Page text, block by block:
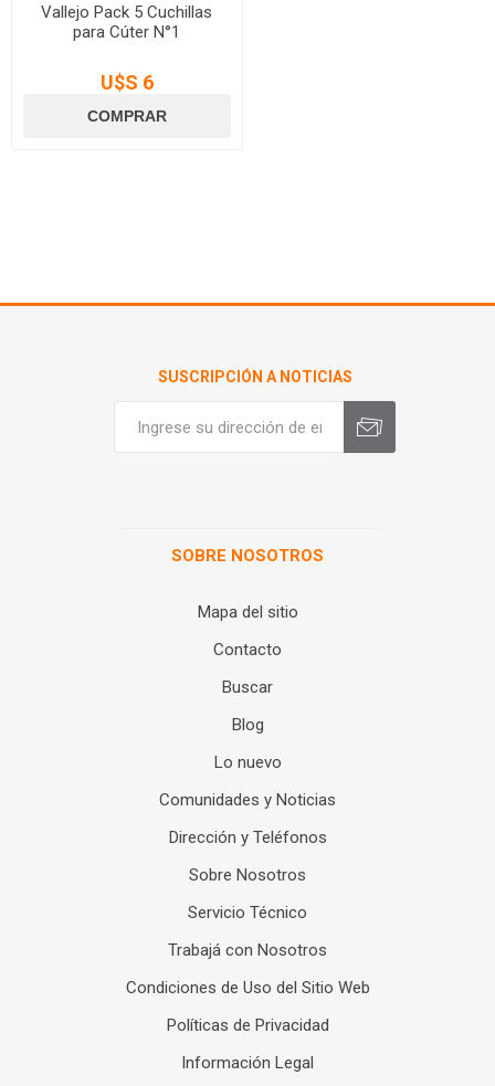
Vallejo Pack 5 Cuchillas
para Cúter N°1
U$S 6
SUSCRIPCIÓN A NOTICIAS
SOBRE NOSOTROS
Mapa del sitio
Contacto
Buscar
Blog
Lo nuevo
Comunidades y Noticias
Dirección y Teléfonos
Sobre Nosotros
Servicio Técnico
Trabajá con Nosotros
Condiciones de Uso del Sitio Web
Políticas de Privacidad
Información Legal